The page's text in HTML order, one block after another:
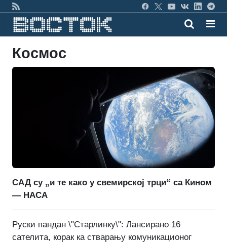
Космос
САД су „и те како у свемирској трци“ са Кином
— НАСА
Руски пандан \"Старлинку\": Лансирано 16
сателита, корак ка стварању комуникационог